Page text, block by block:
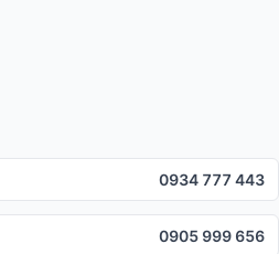
0934 777 443
0905 999 656